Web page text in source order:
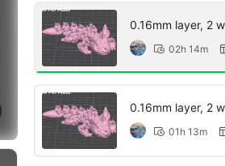
0.16mm layer, 2
 02h 14m
0.16mm layer, 2
 01h 13m